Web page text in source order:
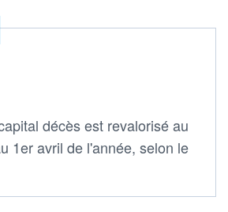
décès est revalorisé au
1er avril de l'année, selon le